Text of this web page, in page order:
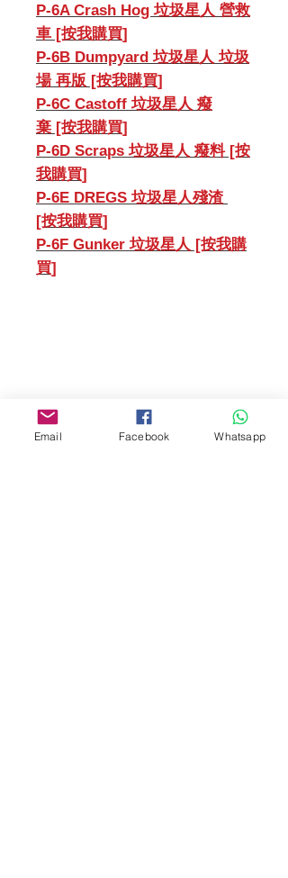
P-6A Crash Hog 垃圾星人 營救
車 [按我購買]
P-6B Dumpyard 垃圾星人 垃圾
場 再版 [按我購買]
P-6C Castoff 垃圾星人 癈
棄 [按我購買]
P-6D Scraps 垃圾星人 癈料 [按
我購買]
P-6E DREGS 垃圾星人殘渣
[按我購買]
P-6F Gunker 垃圾星人 [按我購
買]
地址︰
現時點
Email Facebook Whatsapp